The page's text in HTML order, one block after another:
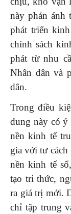
này phản ánh
phát triển
chính sách
phát từ nhu
Nhân dân và
dân.
Trong điều
dung này có ý
nền kinh tế
gia với tư
nền kinh tế
tạo tri thức,
ra giá trị mới.
chỉ tập trung